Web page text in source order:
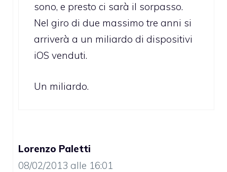
sono, e presto ci sarà il sorpasso.
Nel giro di due massimo tre anni si
arriverà a un miliardo di dispositivi
iOS venduti.
Un miliardo.
Lorenzo Paletti
08/02/2013 alle 16:01